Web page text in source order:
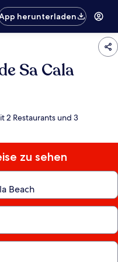
herunterladen
Sa Cala
2 Restaurants und 3
zu sehen